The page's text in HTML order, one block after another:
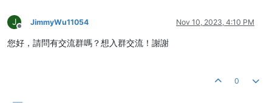
J
Offline
JimmyWu11054 Nov 10, 2023, 4:10 PM
您好，請問有交流群嗎？想入群交流！謝謝
0